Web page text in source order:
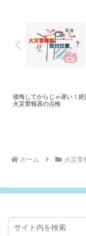
後悔してからじゃ遅い！
火災警報器の点検
ホーム 火災警